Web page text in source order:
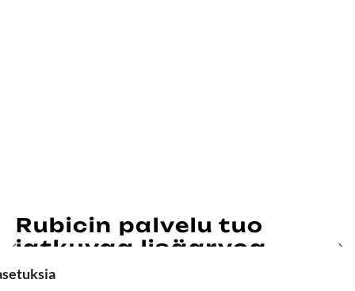
Rubicin palvelu tuo
jatkuvaa lisäarvoa
Picnic Groupille